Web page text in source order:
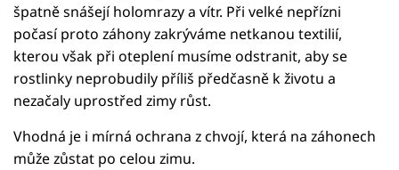
špatně snášejí holomrazy a vítr. Při velké nepřízni
počasí proto záhony zakrýváme netkanou textilií,
kterou však při oteplení musíme odstranit, aby se
rostlinky neprobudily příliš předčasně k životu a
nezačaly uprostřed zimy růst.
Vhodná je i mírná ochrana z chvojí, která na záhonech
může zůstat po celou zimu.